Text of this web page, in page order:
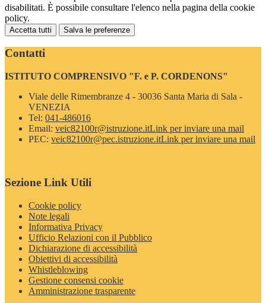
disabilitati. È possibile consultare l'elenco nella pagina della cookie
policy.
Accetta tutti Salva le preferenze
Contatti
ISTITUTO COMPRENSIVO "F. e P. CORDENONS"
Viale delle Rimembranze 4 - 30036 Santa Maria di Sala -
VENEZIA
Tel: 041-486016
Email: veic82100r@istruzione.itLink per inviare una mail
PEC: veic82100r@pec.istruzione.itLink per inviare una mail
Sezione Link Utili
Cookie policy
Note legali
Informativa Privacy
Ufficio Relazioni con il Pubblico
Dichiarazione di accessibilità
Obiettivi di accessibilità
Whistleblowing
Gestione consensi cookie
Amministrazione trasparente